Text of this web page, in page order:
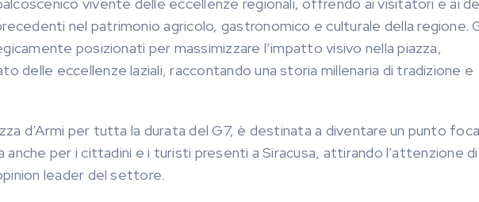
nel patrimonio agricolo, gastronomico e culturale della regione.
posizionati per massimizzare l’impatto visivo nella piazza,
delle eccellenze laziali, raccontando una storia millenaria di tradizione e
d’Armi per tutta la durata del G7, è destinata a diventare un punto
anche per i cittadini e i turisti presenti a Siracusa, attirando l’attenzione di
leader del settore.